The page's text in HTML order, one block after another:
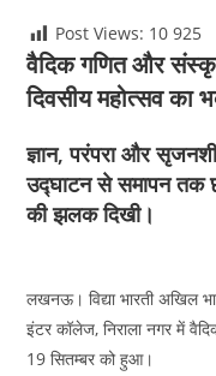
Post Views: 10 925
वैदिक गणित और
दिवसीय महोत्सव का
ज्ञान, परंपरा और
उद्घाटन से समापन तक
की झलक दिखी।
लखनऊ। विद्या भारती अखिल
इंटर कॉलेज, निराला नगर में
19 सितम्बर को हुआ।